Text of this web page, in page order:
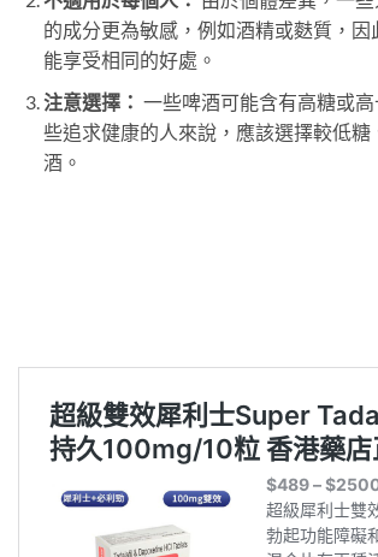
的成分更為敏感，例如酒精或麩質，因
能享受相同的好處。
注意選擇： 一些啤酒可能含有高糖或
些追求健康的人來說，應該選擇較低糖
酒。